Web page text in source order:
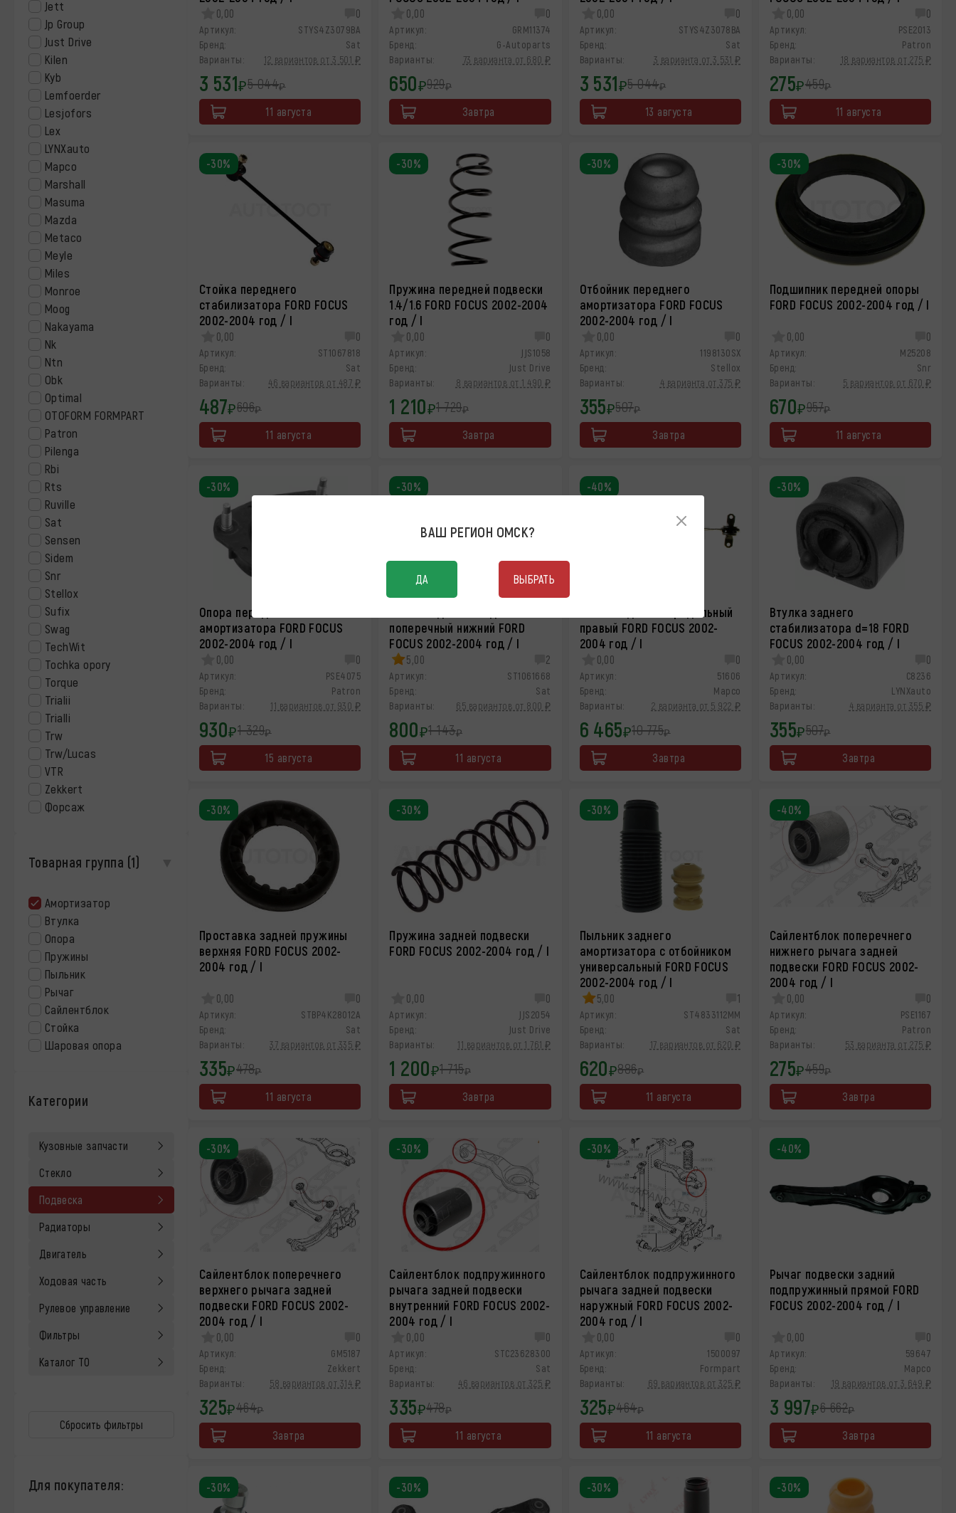
Jett
Jp Group
Just Drive
Kilen
Kyb
Lemfoerder
Lesjofors
Lex
LYNXauto
Mapco
Marshall
Masuma
Mazda
Metaco
Meyle
Miles
Monroe
Moog
Nakayama
Nk
Ntn
Obk
Optimal
OTOFORM FORMPART
Patron
Pilenga
Rbi
Rts
Ruville
Sat
Sensen
Sidem
Snr
Stellox
Sufix
Swag
TechWit
Tochka opory
Torque
Trialii
Trialli
Trw
Trw/Lucas
VTR
Zekkert
Форсаж
Товарная группа (1)
Амортизатор
Втулка
Опора
Пружины
Пыльник
Рычаг
Сайлентблок
Стойка
Шаровая опора
Категории
Кузовные запчасти
Стекло
Подвеска
Радиаторы
Двигатель
Ходовая часть
Рулевое управление
Фильтры
Каталог ТО
Сбросить фильтры
Для покупателя:
0,00 0
Артикул:
STYS4Z3079BA
Бренд:
Sat
Варианты:
12 вариантов от 3 501 ₽
3 531₽5 044₽
11 августа
0,00 0
Артикул:
GRM11374
Бренд:
G-Autoparts
Варианты:
73 варианта от 680 ₽
650₽929₽
Завтра
0,00 0
Артикул:
STYS4Z3078BA
Бренд:
Sat
Варианты:
3 варианта от 3 531 ₽
3 531₽5 044₽
13 августа
0,00 0
Артикул:
PSE2013
Бренд:
Patron
Варианты:
18 вариантов от 275 ₽
275₽459₽
11 августа
Стойка переднего
стабилизатора FORD FOCUS
2002-2004 год / I
0,00 0
Артикул:
ST1067818
Бренд:
Sat
Варианты:
46 вариантов от 487 ₽
487₽696₽
11 августа
-30%
Пружина передней подвески
1.4/1.6 FORD FOCUS 2002-2004
год / I
0,00 0
Артикул:
JJS1058
Бренд:
Just Drive
Варианты:
8 вариантов от 1 490 ₽
1 210₽1 729₽
Завтра
-30%
Отбойник переднего
амортизатора FORD FOCUS
2002-2004 год / I
0,00 0
Артикул:
1198130SX
Бренд:
Stellox
Варианты:
4 варианта от 375 ₽
355₽507₽
Завтра
-30%
Подшипник передней опоры
FORD FOCUS 2002-2004 год / I
0,00 0
Артикул:
M25208
Бренд:
Snr
Варианты:
5 вариантов от 670 ₽
670₽957₽
11 августа
-30%
Опора переднего
амортизатора FORD FOCUS
2002-2004 год / I
0,00 0
Артикул:
PSE4075
Бренд:
Patron
Варианты:
11 вариантов от 930 ₽
930₽1 329₽
15 августа
-30%
поперечный нижний FORD
FOCUS 2002-2004 год / I
5,00 2
Артикул:
ST1061668
Бренд:
Sat
Варианты:
65 вариантов от 800 ₽
800₽1 143₽
11 августа
-30%
Рычаг подвески продольный
правый FORD FOCUS 2002-
2004 год / I
0,00 0
Артикул:
51606
Бренд:
Mapco
Варианты:
2 варианта от 5 922 ₽
6 465₽10 775₽
Завтра
-40%
Втулка заднего
стабилизатора d=18 FORD
FOCUS 2002-2004 год / I
0,00 0
Артикул:
C8236
Бренд:
LYNXauto
Варианты:
4 варианта от 355 ₽
355₽507₽
Завтра
-30%
Проставка задней пружины
верхняя FORD FOCUS 2002-
2004 год / I
0,00 0
Артикул:
STBP4K28012A
Бренд:
Sat
Варианты:
37 вариантов от 335 ₽
335₽478₽
11 августа
-30%
Пружина задней подвески
FORD FOCUS 2002-2004 год / I
0,00 0
Артикул:
JJS2054
Бренд:
Just Drive
Варианты:
11 вариантов от 1 761 ₽
1 200₽1 715₽
Завтра
-30%
Пыльник заднего
амортизатора с отбойником
универсальный FORD FOCUS
2002-2004 год / I
5,00 1
Артикул:
ST4833112MM
Бренд:
Sat
Варианты:
17 вариантов от 620 ₽
620₽886₽
11 августа
-30%
Сайлентблок поперечнего
нижнего рычага задней
подвески FORD FOCUS 2002-
2004 год / I
0,00 0
Артикул:
PSE1167
Бренд:
Patron
Варианты:
53 варианта от 275 ₽
275₽459₽
Завтра
-40%
Сайлентблок поперечнего
верхнего рычага задней
подвески FORD FOCUS 2002-
2004 год / I
0,00 0
Артикул:
GM5187
Бренд:
Zekkert
Варианты:
58 вариантов от 314 ₽
325₽464₽
Завтра
-30%
Сайлентблок подпружинного
рычага задней подвески
внутренний FORD FOCUS 2002-
2004 год / I
0,00 0
Артикул:
STC23628300
Бренд:
Sat
Варианты:
46 вариантов от 325 ₽
335₽478₽
11 августа
-30%
Сайлентблок подпружинного
рычага задней подвески
наружный FORD FOCUS 2002-
2004 год / I
0,00 0
Артикул:
1500097
Бренд:
Formpart
Варианты:
69 вариантов от 325 ₽
325₽464₽
11 августа
-30%
Рычаг подвески задний
подпружинный прямой FORD
FOCUS 2002-2004 год / I
0,00 0
Артикул:
59647
Бренд:
Mapco
Варианты:
19 вариантов от 3 649 ₽
3 997₽6 662₽
Завтра
-40%
-30% -30% -30% -30%
ВАШ РЕГИОН ОМСК?
ДА ВЫБРАТЬ